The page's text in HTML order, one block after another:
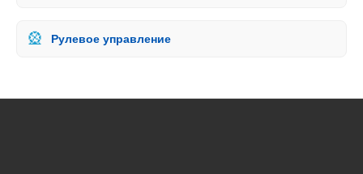
🎡 Рулевое управление